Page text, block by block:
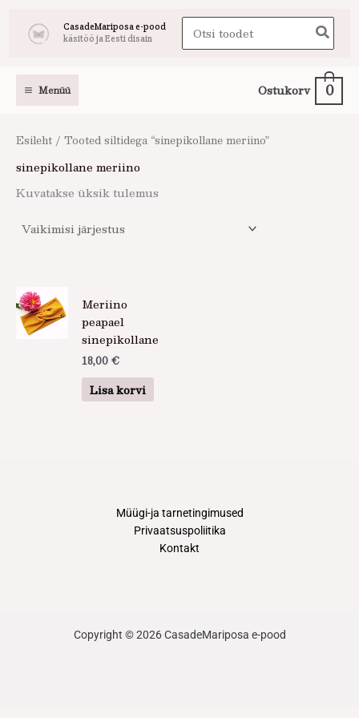
CasadeMariposa e-pood
käsitöö ja Eesti disain
Search
for:
Menüü Ostukorv 0
Esileht / Tooted siltidega “sinepikollane meriino”
sinepikollane meriino
Kuvatakse üksik tulemus
Meriino
peapael
sinepikollane
18,00 €
Lisa korvi
Müügi-ja tarnetingimused
Privaatsuspoliitika
Kontakt
Copyright © 2026 CasadeMariposa e-pood